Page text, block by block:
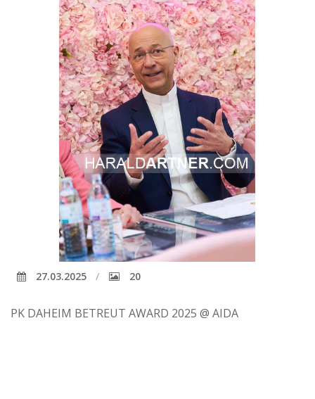
27.03.2025 20
PK DAHEIM BETREUT AWARD 2025 @ AIDA